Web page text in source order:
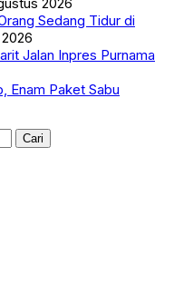
Sedang Tidur di
Jalan Inpres Purnama
Enam Paket Sabu